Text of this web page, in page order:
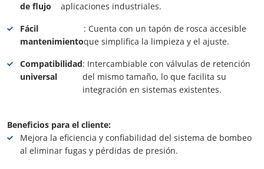
de flujo
aplicaciones industriales.
Fácil
mantenimiento
: Cuenta con un tapón de rosca accesible
que simplifica la limpieza y el ajuste.
Compatibilidad
universal
: Intercambiable con válvulas de retención
del mismo tamaño, lo que facilita su
integración en sistemas existentes.
Beneficios para el cliente:
Mejora la eficiencia y confiabilidad del sistema de bombeo
al eliminar fugas y pérdidas de presión.